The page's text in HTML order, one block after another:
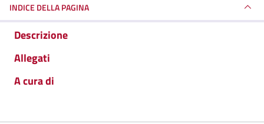
INDICE DELLA PAGINA
Descrizione
Allegati
A cura di